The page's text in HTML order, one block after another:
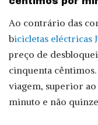
Ao contrário das
bicicletas eléctricas
preço de
cinquenta cêntimos.
viagem, superior
minuto e não